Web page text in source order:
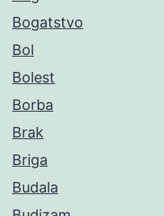
Bogatstvo
Bol
Bolest
Borba
Brak
Briga
Budala